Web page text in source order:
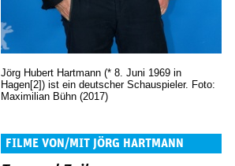
Jörg Hubert Hartmann (* 8. Juni 1969 in
Hagen[2]) ist ein deutscher Schauspieler. Foto:
Maximilian Bühn (2017)
FILME VON/MIT JÖRG HARTMANN